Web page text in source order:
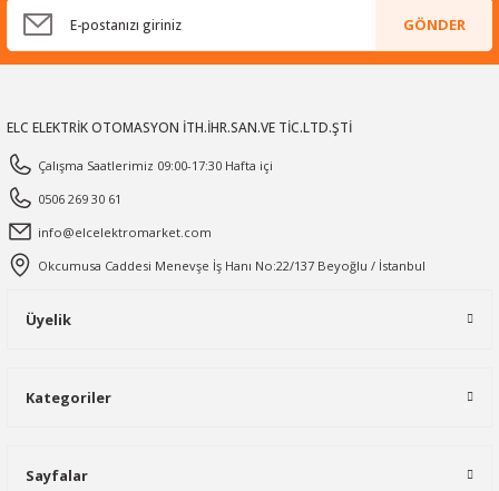
GÖNDER
ELC ELEKTRİK OTOMASYON İTH.İHR.SAN.VE TİC.LTD.ŞTİ
Çalışma Saatlerimiz 09:00-17:30 Hafta içi
0506 269 30 61
info@elcelektromarket.com
Okcumusa Caddesi Menevşe İş Hanı No:22/137 Beyoğlu / İstanbul
Üyelik
Kategoriler
Sayfalar